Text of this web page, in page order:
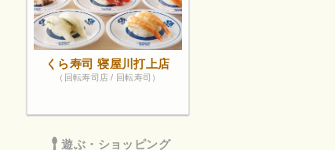
くら寿司 寝屋川打上店
（回転寿司店 / 回転寿司）
遊ぶ・ショッピング